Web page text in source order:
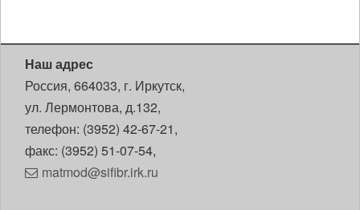
Наш адрес
Россия, 664033, г. Иркутск,
ул. Лермонтова, д.132,
телефон: (3952) 42-67-21,
факс: (3952) 51-07-54,
matmod@sifibr.irk.ru